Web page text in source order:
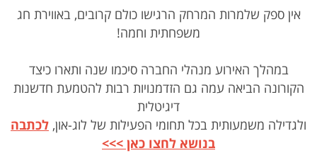
אין ספק שלמרות המרחק הרגישו כולם קרובים, באווירת חג
משפחתית וחמה!
במהלך האירוע מנהלי החברה סיכמו שנה ותארו כיצד
הקורונה הביאה עמה גם הזדמנויות רבות להטמעת חדשנות
דיגיטלית
ולגדילה משמעותית בכל תחומי הפעילות של לוג-און, לכתבה
בנושא לחצו כאן >>>